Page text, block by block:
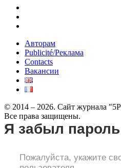
Авторам
Publicité/Реклама
Contacts
Вакансии
© 2014 – 2026. Сайт журнала
Все права защищены.
Я забыл пароль
Пожалуйста, укажите